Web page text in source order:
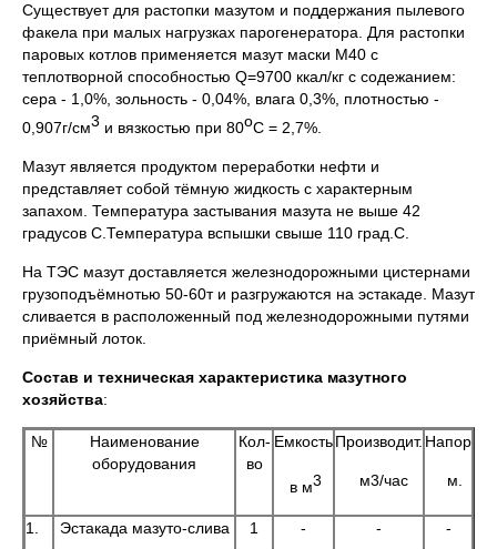
Существует для растопки мазутом и поддержания пылевого
факела при малых нагрузках парогенератора. Для растопки
паровых котлов применяется мазут маски М40 с
теплотворной способностью Q=9700 ккал/кг с содежанием:
сера - 1,0%, зольность - 0,04%, влага 0,3%, плотностью -
0,907г/см3 и вязкостью при 80оС = 2,7%.
Мазут является продуктом переработки нефти и
представляет собой тёмную жидкость с характерным
запахом. Температура застывания мазута не выше 42
градусов С.Температура вспышки свыше 110 град.С.
На ТЭС мазут доставляется железнодорожными цистернами
грузоподъёмнотью 50-60т и разгружаются на эстакаде. Мазут
сливается в расположенный под железнодорожными путями
приёмный лоток.
Состав и техническая характеристика мазутного
хозяйства:
№
Наименование
оборудования
Кол-
во
Емкость
в м3
Производит.
м3/час
Напор
м.
1. Эстакада мазуто-слива 1 - - -